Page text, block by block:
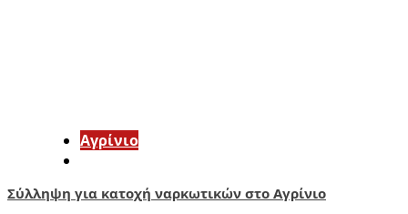
Aγρίνιο
Σύλληψη για κατοχή ναρκωτικών στο Αγρίνιο